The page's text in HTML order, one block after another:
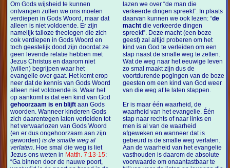
Om Gods wijsheid te kunnen
ontvangen zullen we ons moeten
verdiepen in Gods Woord, maar dat
alleen is niet voldoende. Er zijn
namelijk talloze theologen die zich
ook verdiepen in Gods Woord en
toch geestelijk dood zijn doordat ze
geen levende relatie hebben met
Jezus Christus en daarom niet
(willen) begrijpen waar het
evangelie over gaat. Het komt erop
neer dat de kennis van Gods Woord
alleen niet voldoende is. Waar het
op aankomt is dat een kind van God
gehoorzaam is en blijft aan Gods
woorden. Wanneer kinderen Gods
zich daarentegen laten verleiden tot
het verwaarlozen van Gods Woord
(en er dus ongehoorzaam aan zijn
geworden)is de smalle weg al
verlaten. Hoe smal die weg is liet
Jezus ons weten in Matth. 7:13-15:
“Ga binnen door de nauwe poort,
lazen we over “de man die
verkeerde dingen spreekt”. In plaats
daarvan kunnen we ook lezen: “de
machtdie verkeerde dingen
spreekt”. Deze macht (een boze
geest) zal altijd proberen om het
kind van God te verleiden om een
stap naast de smalle weg te zetten.
Wat de weg naar het eeuwige leven
zo smal maakt zijn dus de
voortdurende pogingen van de boze
geesten om een kind van God weer
van die weg af te laten stappen.
Er is maar één waarheid, de
waarheid van het evangelie. Één
stap naar rechts of naar links en
men is al van de waarheid
afgeweken en wanneer dat is
gebeurd is de smalle weg verlaten.
Aan de waarheid van het evangelie
vasthouden is daarom de absolute
voorwaarde om onaantastbaar te